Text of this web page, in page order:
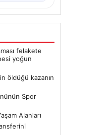
felakete
yoğun
öldüğü kazanın
Spor
Alanları